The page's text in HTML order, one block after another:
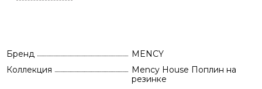
Бренд
MENCY
Коллекция
Mency House Поплин на
резинке